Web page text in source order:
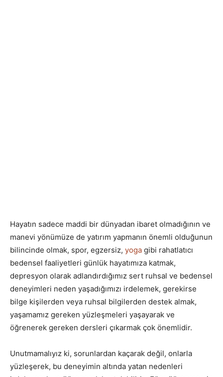
Hayatın sadece maddi bir dünyadan ibaret olmadığının ve
manevi yönümüze de yatırım yapmanın önemli olduğunun
bilincinde olmak, spor, egzersiz, yoga gibi rahatlatıcı
bedensel faaliyetleri günlük hayatımıza katmak,
depresyon olarak adlandırdığımız sert ruhsal ve bedensel
deneyimleri neden yaşadığımızı irdelemek, gerekirse
bilge kişilerden veya ruhsal bilgilerden destek almak,
yaşamamız gereken yüzleşmeleri yaşayarak ve
öğrenerek gereken dersleri çıkarmak çok önemlidir.
Unutmamalıyız ki, sorunlardan kaçarak değil, onlarla
yüzleşerek, bu deneyimin altında yatan nedenleri